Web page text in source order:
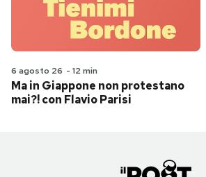
6 agosto 26 - 12 min
Ma in Giappone non protestano
mai?! con Flavio Parisi